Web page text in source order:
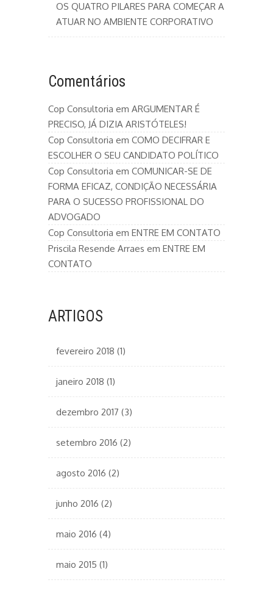
OS QUATRO PILARES PARA COMEÇAR A
ATUAR NO AMBIENTE CORPORATIVO
Comentários
Cop Consultoria em ARGUMENTAR É
PRECISO, JÁ DIZIA ARISTÓTELES!
Cop Consultoria em COMO DECIFRAR E
ESCOLHER O SEU CANDIDATO POLÍTICO
Cop Consultoria em COMUNICAR-SE DE
FORMA EFICAZ, CONDIÇÃO NECESSÁRIA
PARA O SUCESSO PROFISSIONAL DO
ADVOGADO
Cop Consultoria em ENTRE EM CONTATO
Priscila Resende Arraes em ENTRE EM
CONTATO
ARTIGOS
fevereiro 2018 (1)
janeiro 2018 (1)
dezembro 2017 (3)
setembro 2016 (2)
agosto 2016 (2)
junho 2016 (2)
maio 2016 (4)
maio 2015 (1)